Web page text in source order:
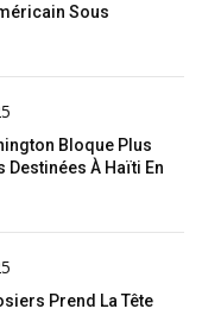
Sous
Bloque Plus
Destinées À Haïti En
Prend La Tête